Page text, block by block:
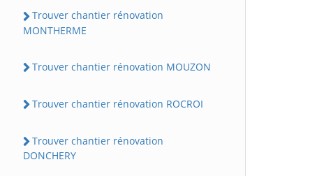
Trouver chantier rénovation
MONTHERME
Trouver chantier rénovation MOUZON
Trouver chantier rénovation ROCROI
Trouver chantier rénovation
DONCHERY